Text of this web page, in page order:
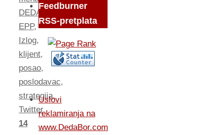
DEDABOR
EPP,
Izlog,
klijent,
posao,
poslodavac,
strategija,
Twitter
14
Feedburner
RSS-pretplata
Uslovi
reklamiranja na
www.DedaBor.com